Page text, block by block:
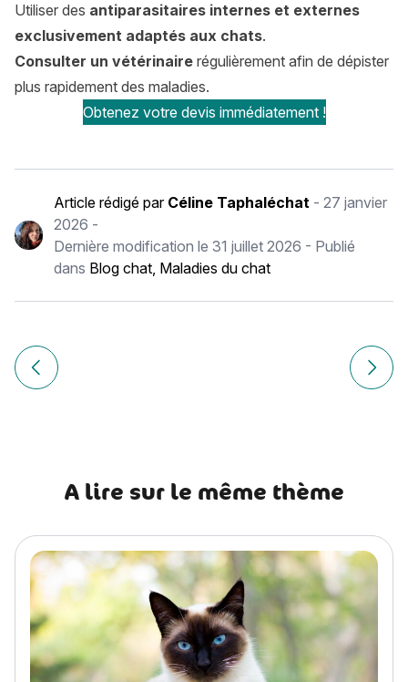
Utiliser des antiparasitaires internes et externes
exclusivement adaptés aux chats.
Consulter un vétérinaire régulièrement afin de dépister
plus rapidement des maladies.
Obtenez votre devis immédiatement !
Article rédigé par Céline Taphaléchat -27 janvier
2026 -
Dernière modification le31 juillet 2026 - Publié
dans Blog chat, Maladies du chat
Navigation
de
Article précédent Le cancer chez le chien : types, causes,
Article
A lire sur le même thème